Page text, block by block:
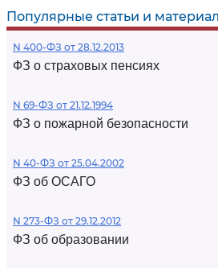
Популярные статьи и
N 400-ФЗ от 28.12.2013
ФЗ о страховых пенсиях
N 69-ФЗ от 21.12.1994
ФЗ о пожарной безопасности
N 40-ФЗ от 25.04.2002
ФЗ об ОСАГО
N 273-ФЗ от 29.12.2012
ФЗ об образовании